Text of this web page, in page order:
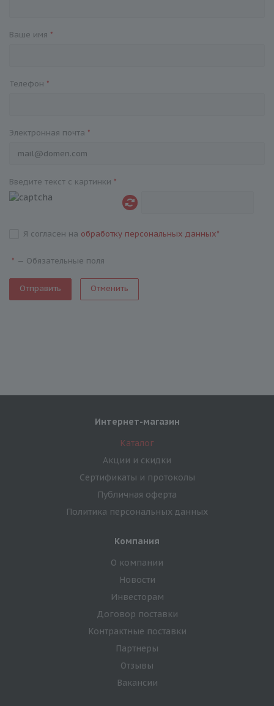
Ваше имя *
Телефон *
Электронная почта *
Введите текст с картинки *
Я согласен на обработку персональных данных*
* — Обязательные поля
Отменить
Интернет-магазин
Каталог
Акции и скидки
Сертификаты и протоколы
Публичная оферта
Политика персональных данных
Компания
О компании
Новости
Инвесторам
Договор поставки
Контрактные поставки
Партнеры
Отзывы
Вакансии